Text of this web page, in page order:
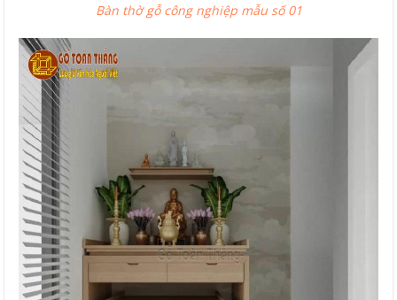
Bàn thờ gỗ công nghiệp mẫu số 01